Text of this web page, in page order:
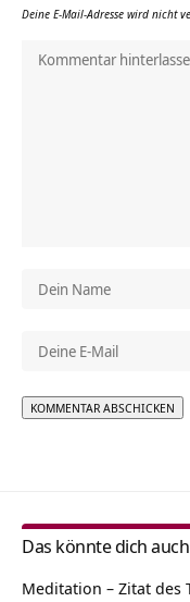
Deine E-Mail-Adresse wird nicht
Das könnte dich
Meditation – Zitat des